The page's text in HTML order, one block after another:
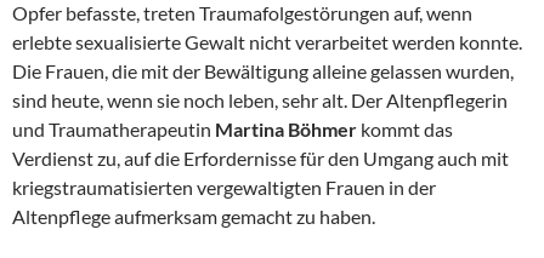
Opfer befasste, treten Traumafolgestörungen auf, wenn
erlebte sexualisierte Gewalt nicht verarbeitet werden konnte.
Die Frauen, die mit der Bewältigung alleine gelassen wurden,
sind heute, wenn sie noch leben, sehr alt. Der Altenpflegerin
und Traumatherapeutin Martina Böhmer kommt das
Verdienst zu, auf die Erfordernisse für den Umgang auch mit
kriegstraumatisierten vergewaltigten Frauen in der
Altenpflege aufmerksam gemacht zu haben.